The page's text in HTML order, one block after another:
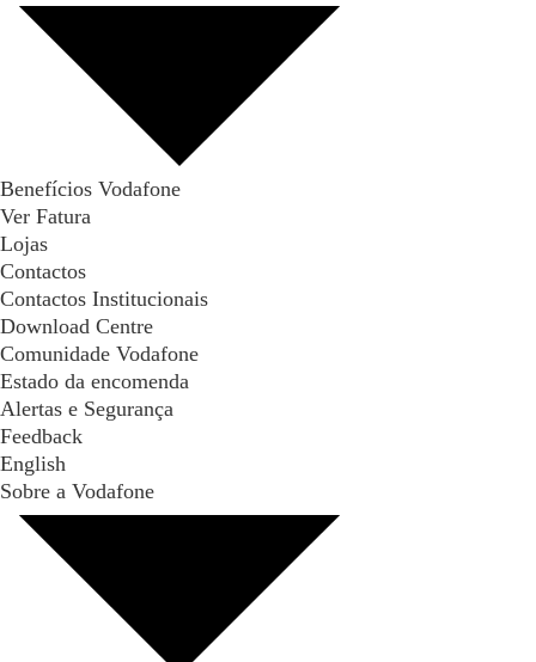
Benefícios Vodafone
Ver Fatura
Lojas
Contactos
Contactos Institucionais
Download Centre
Comunidade Vodafone
Estado da encomenda
Alertas e Segurança
Feedback
English
Sobre a Vodafone